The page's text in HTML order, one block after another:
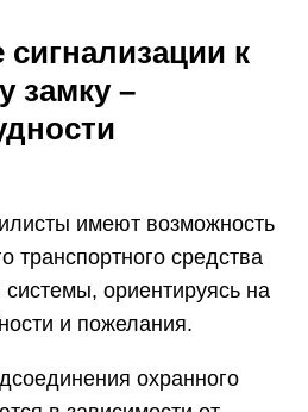
к
замку –
имеют возможность
транспортного средства
ориентируясь на
и пожелания.
охранного